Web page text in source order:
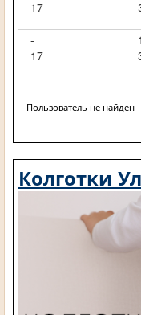
17
-
17
Пользователь не найден
Колготки